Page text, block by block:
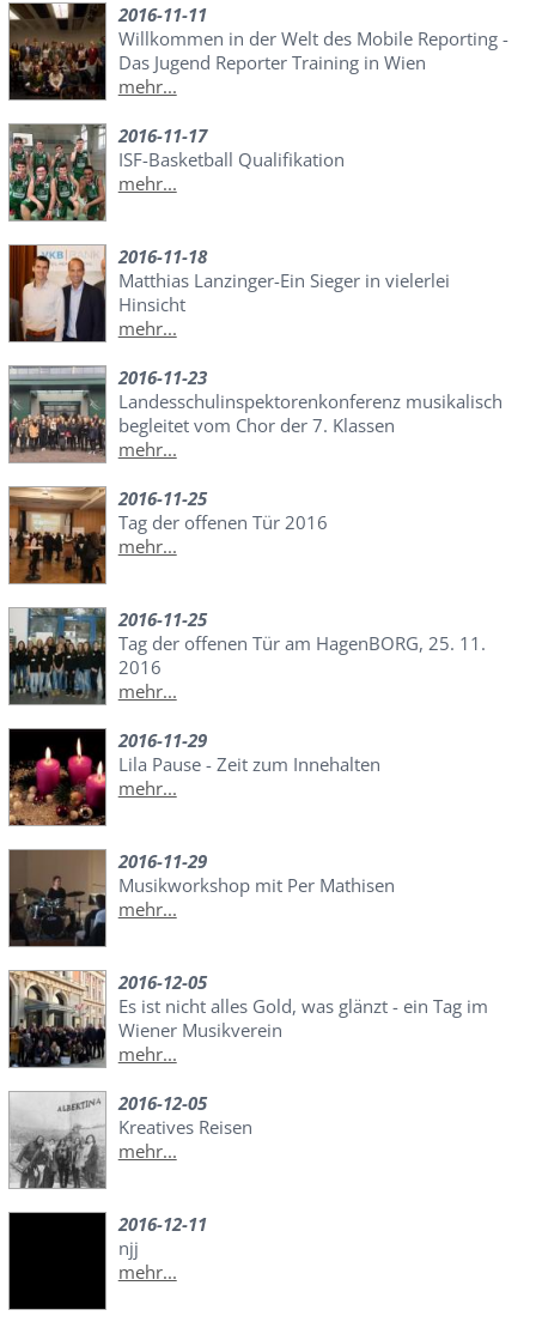
2016-11-11
Willkommen in der Welt des Mobile Reporting -
Das Jugend Reporter Training in Wien
mehr...
2016-11-17
ISF-Basketball Qualifikation
mehr...
2016-11-18
Matthias Lanzinger-Ein Sieger in vielerlei
Hinsicht
mehr...
2016-11-23
Landesschulinspektorenkonferenz musikalisch
begleitet vom Chor der 7. Klassen
mehr...
2016-11-25
Tag der offenen Tür 2016
mehr...
2016-11-25
Tag der offenen Tür am HagenBORG, 25. 11.
2016
mehr...
2016-11-29
Lila Pause - Zeit zum Innehalten
mehr...
2016-11-29
Musikworkshop mit Per Mathisen
mehr...
2016-12-05
Es ist nicht alles Gold, was glänzt - ein Tag im
Wiener Musikverein
mehr...
2016-12-05
Kreatives Reisen
mehr...
2016-12-11
njj
mehr...